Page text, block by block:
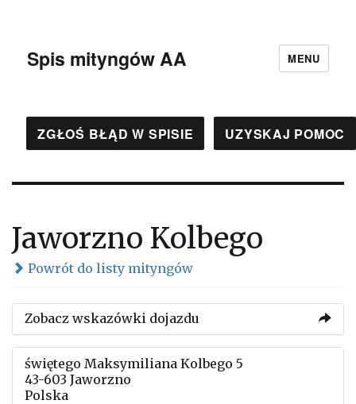
Spis mityngów AA MENU
ZGŁOŚ BŁĄD W SPISIE UZYSKAJ POMOC
Jaworzno Kolbego
Powrót do listy mityngów
Zobacz wskazówki dojazdu
świętego Maksymiliana Kolbego 5
43-603 Jaworzno
Polska